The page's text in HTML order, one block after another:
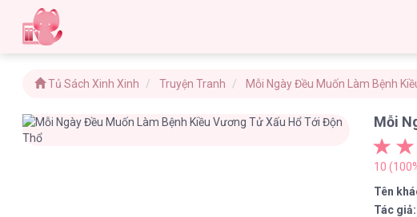
Tủ Sách Xinh Xinh Truyện Tranh Mỗi Ngày Đều Muốn Làm Bệnh
Mỗi
10
Tên
Tác giả: